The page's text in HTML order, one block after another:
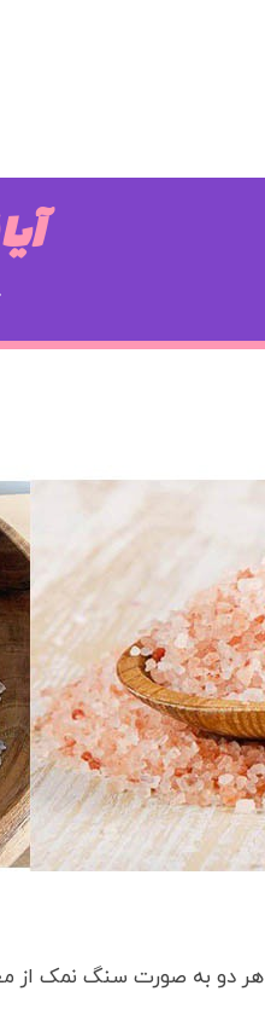
هر دو به صورت سنگ نمک از